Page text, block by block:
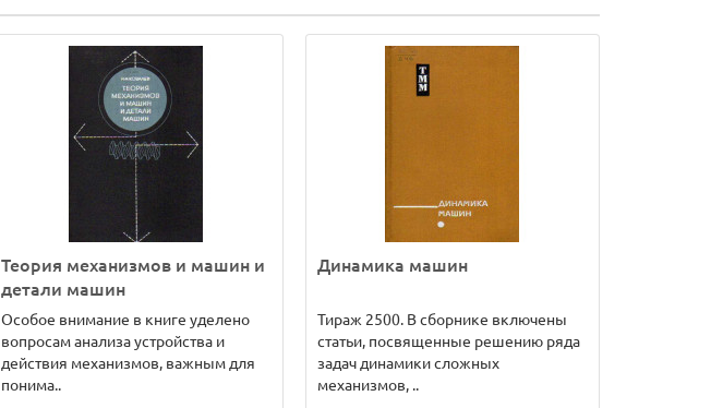
Теория механизмов и машин и
детали машин
Особое внимание в книге уделено
вопросам анализа устройства и
действия механизмов, важным для
понима..
Динамика машин
Тираж 2500. В сборнике включены
статьи, посвященные решению ряда
задач динамики сложных
механизмов, ..